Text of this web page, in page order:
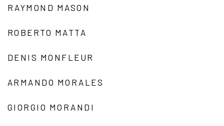
RAYMOND MASON
ROBERTO MATTA
DENIS MONFLEUR
ARMANDO MORALES
GIORGIO MORANDI